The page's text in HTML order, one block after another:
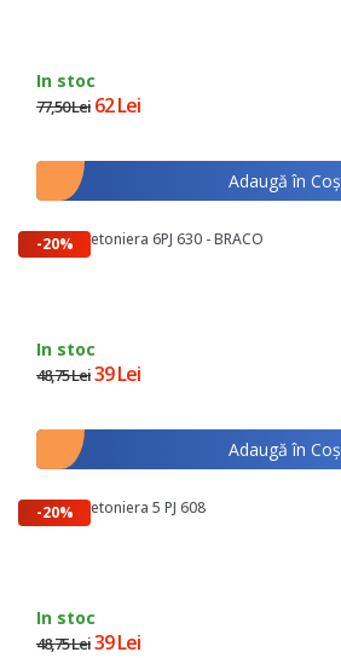
In stoc
77,50 Lei 62 Lei
Adaugă în Coş
-20%
Curea Betoniera 6PJ 630 - BRACO
In stoc
48,75 Lei39 Lei
Adaugă în Coş
-20%
Curea Betoniera 5 PJ 608
In stoc
48,75 Lei39 Lei